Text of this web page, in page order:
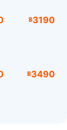
の送迎。
ードボート
でシュノー
ュッフェラ
ケリング、
ラム）
の送迎（時
。
ドボートで出
リング休
฿3190
฿3490